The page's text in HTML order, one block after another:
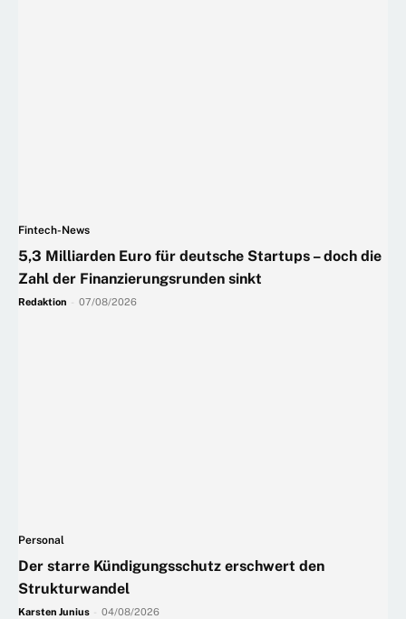
Fintech-News
5,3 Milliarden Euro für deutsche Startups – doch die
Zahl der Finanzierungsrunden sinkt
Redaktion 07/08/2026
Personal
Der starre Kündigungsschutz erschwert den
Strukturwandel
Karsten Junius 04/08/2026